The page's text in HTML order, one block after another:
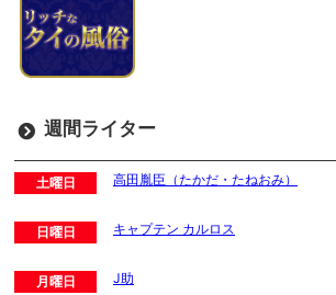
週間ライター
土曜日 高田胤臣（たかだ・たねおみ）
日曜日 キャプテン カルロス
月曜日 J助